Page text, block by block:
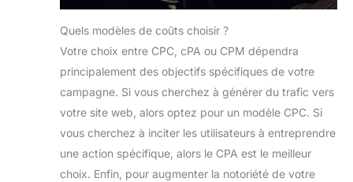
Quels modèles de coûts choisir ?
Votre choix entre CPC, cPA ou CPM dépendra
principalement des objectifs spécifiques de votre
campagne. Si vous cherchez à générer du trafic vers
votre site web, alors optez pour un modèle CPC. Si
vous cherchez à inciter les utilisateurs à entreprendre
une action spécifique, alors le CPA est le meilleur
choix. Enfin, pour augmenter la notoriété de votre